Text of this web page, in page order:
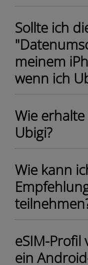
Sollte ich
meinem
wenn ich
Wie
Ubigi?
Wie kann
eSIM-Profil
ein